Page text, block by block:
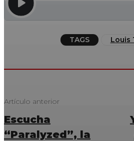
TAGS Louis
Artículo anterior
Escucha
“Paralyzed”, la